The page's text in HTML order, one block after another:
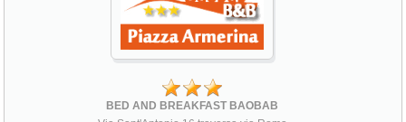
BED AND BREAKFAST BAOBAB